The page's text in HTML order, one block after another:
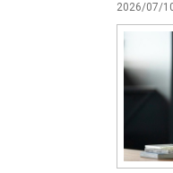
2026/07/